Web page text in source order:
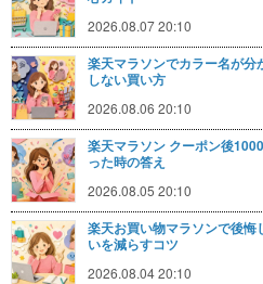
2026.08.07 20:10
楽天マラソンでカラー名が
しない買い方
2026.08.06 20:10
楽天マラソン クーポン後
った時の答え
2026.08.05 20:10
楽天お買い物マラソンで後
いを減らすコツ
2026.08.04 20:10